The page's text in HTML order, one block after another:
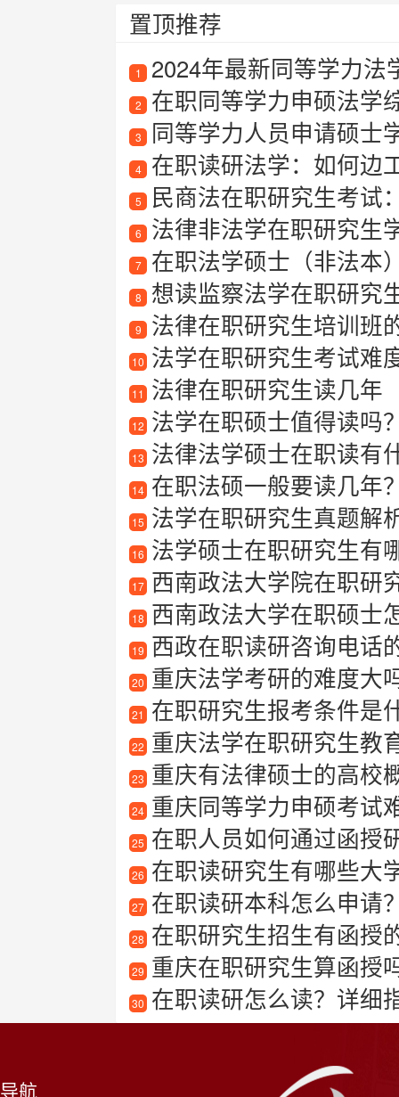
置顶推荐
1 2024年最新同等学力法学
2 在职同等学力申硕法学
3 同等学力人员申请硕士
4 在职读研法学：如何边
5 民商法在职研究生考试
6 法律非法学在职研究生
7 在职法学硕士（非法本）
8 想读监察法学在职研究生
9 法律在职研究生培训班
10 法学在职研究生考试难
11 法律在职研究生读几年
12 法学在职硕士值得读吗
13 法律法学硕士在职读有
14 在职法硕一般要读几年
15 法学在职研究生真题解析
16 法学硕士在职研究生有
17 西南政法大学院在职研
18 西南政法大学在职硕士怎
19 西政在职读研咨询电话
20 重庆法学考研的难度大
21 在职研究生报考条件是
22 重庆法学在职研究生教
23 重庆有法律硕士的高校
24 重庆同等学力申硕考试
25 在职人员如何通过函授研究
26 在职读研究生有哪些大学可以
27 在职读研本科怎么申请
28 在职研究生招生有函授
29 重庆在职研究生算函授
30 在职读研怎么读？详细
导航